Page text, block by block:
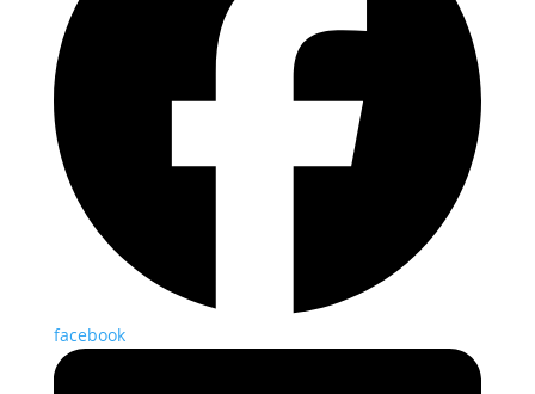
facebook